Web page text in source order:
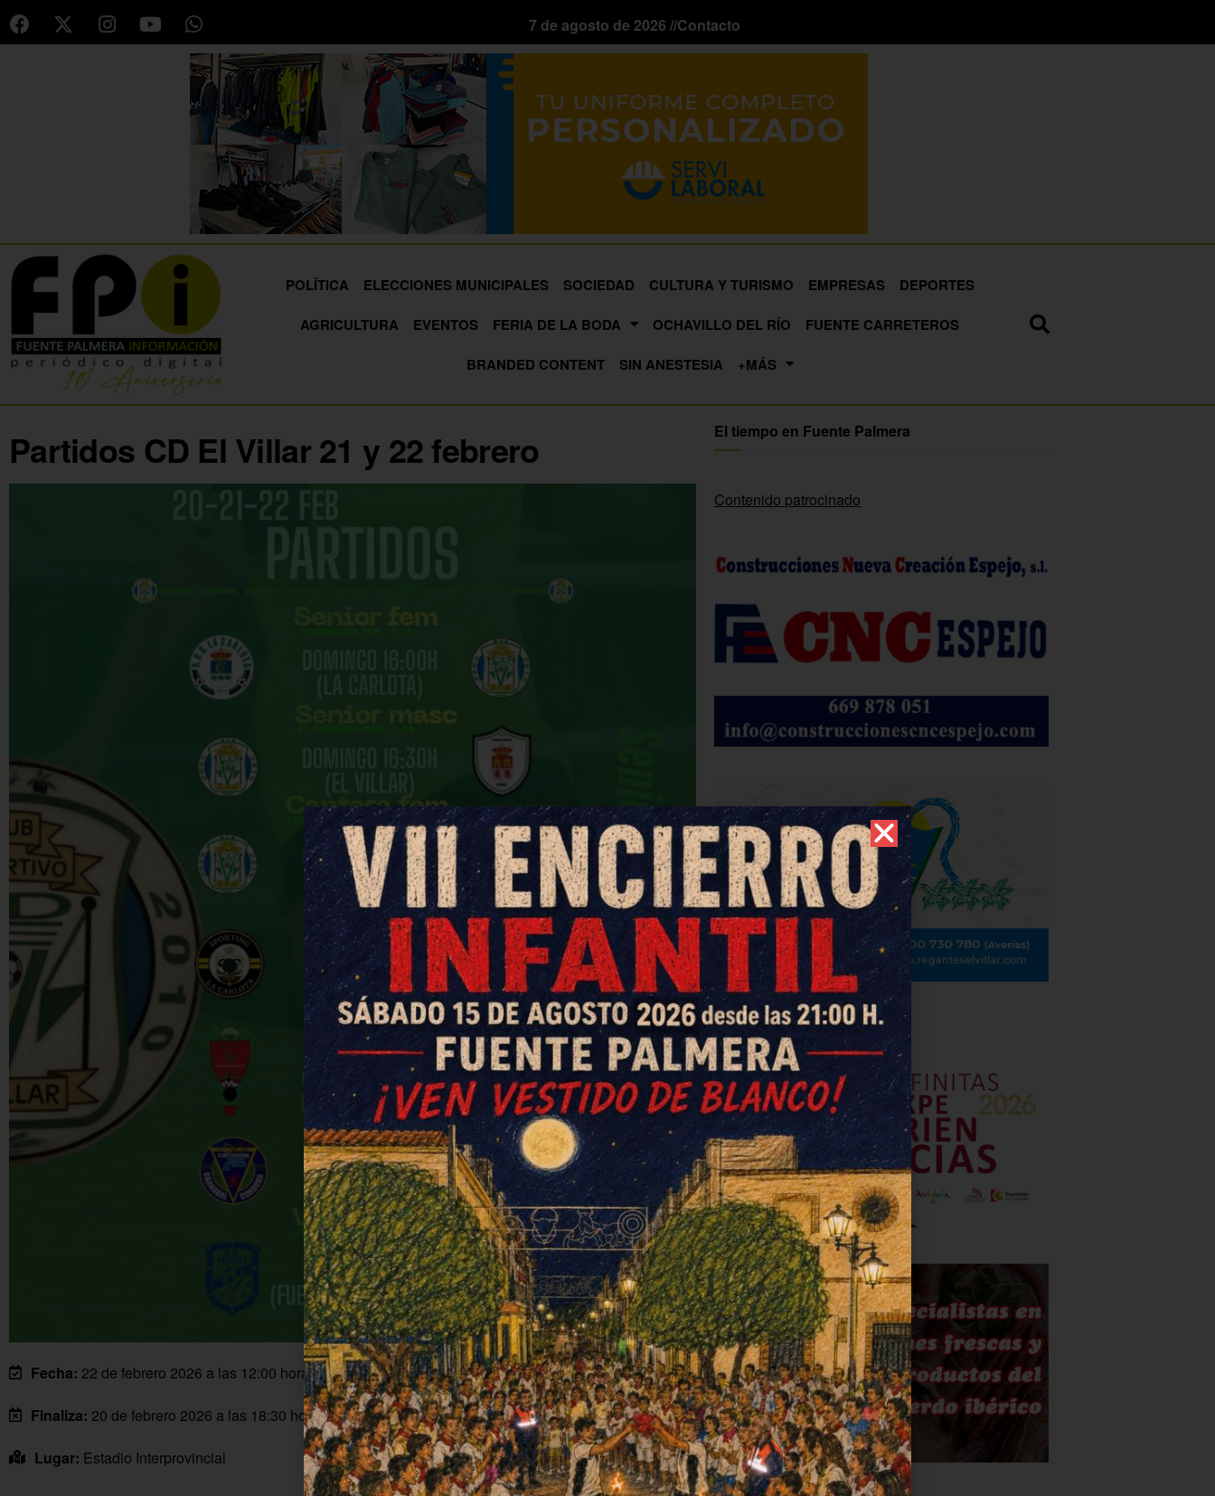
7 de agosto de 2026 //Contacto
POLÍTICA ELECCIONES MUNICIPALES SOCIEDAD CULTURA Y TURISMO EMPRESAS
DEPORTES
AGRICULTURA
EVENTOS FERIA DE LA BODA OCHAVILLO DEL RÍO
FUENTE CARRETEROS
BRANDED CONTENT
SIN ANESTESIA +MÁS
Partidos CD El Villar 21 y 22 febrero
Fecha: 22 de febrero 2026 a las 12:00 horas
Finaliza: 20 de febrero 2026 a las 18:30 horas
Lugar: Estadio Interprovincial
El tiempo en Fuente Palmera
Contenido patrocinado